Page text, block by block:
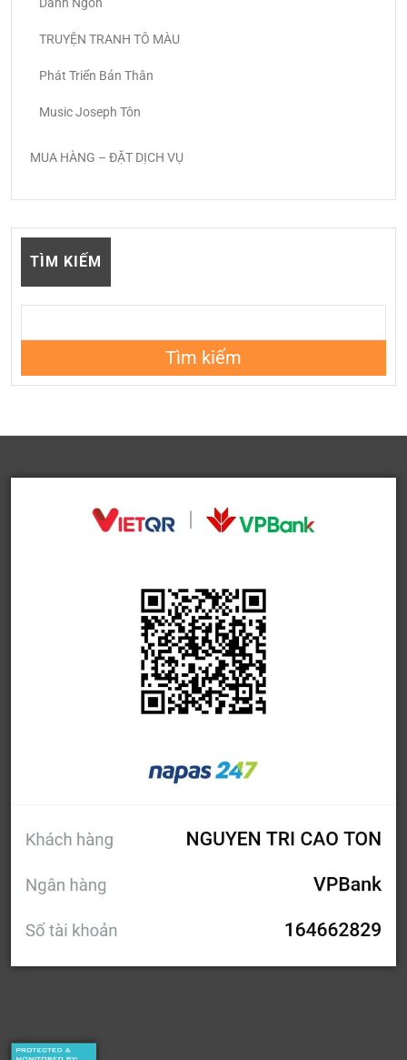
Danh Ngôn
TRUYỆN TRANH TÔ MÀU
Phát Triển Bản Thân
Music Joseph Tôn
MUA HÀNG – ĐẶT DỊCH VỤ
TÌM KIẾM
Tìm kiếm